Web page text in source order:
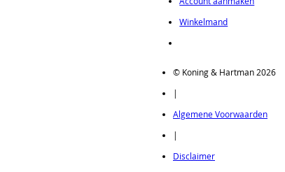
Winkelmand
© Koning & Hartman 2026
|
Algemene Voorwaarden
|
Disclaimer